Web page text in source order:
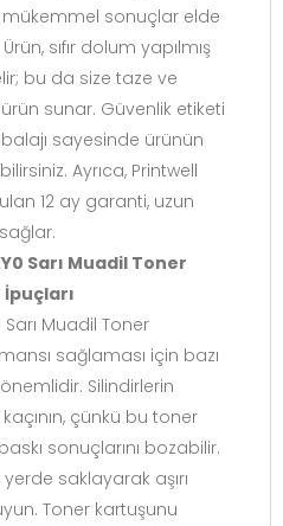
sonuçlar elde
sıfır dolum yapılmış
bu da size taze ve
sunar. Güvenlik etiketi
sayesinde ürünün
Ayrıca, Printwell
12 ay garanti, uzun
Sarı Muadil Toner
Sarı Muadil Toner
sağlaması için bazı
Silindirlerin
çünkü bu toner
sonuçlarını bozabilir.
saklayarak aşırı
Toner kartuşunu